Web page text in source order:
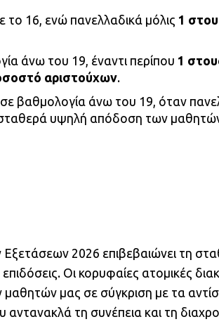
το 16, ενώ πανελλαδικά μόλις 1
άνω του 19, έναντι περίπου 1
αριστούχων.
βαθμολογία άνω του 19, όταν
υψηλή απόδοση των
2026 επιβεβαιώνει τη
Οι κορυφαίες ατομικές
μαθητών μας σε σύγκριση με τα
τη συνέπεια και τη